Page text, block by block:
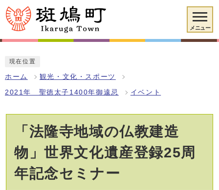
メニュー
現在位置
ホーム 観光・文化・スポーツ
2021年 聖徳太子1400年御遠忌 イベント
「法隆寺地域の仏教建造
物」世界文化遺産登録25周
年記念セミナー